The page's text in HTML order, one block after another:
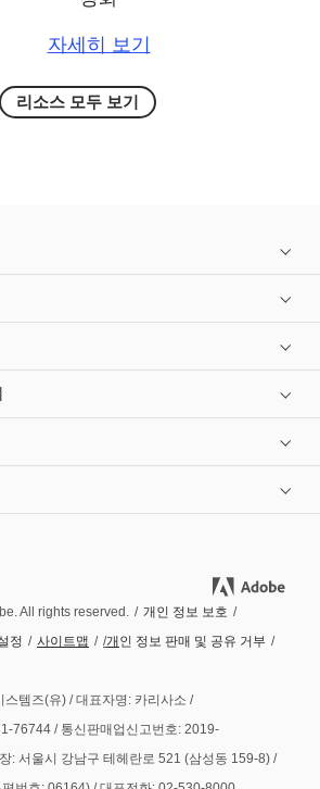
자세히 보기
리소스 모두 보기
All rights reserved. / 개인 정보 보호 /
정 / 사이트맵 / /개인 정보 판매 및 공유 거부 /
템즈(유) / 대표자명: 카리사소 /
76744 / 통신판매업신고번호: 2019-
: 서울시 강남구 테헤란로 521 (삼성동 159-8) /